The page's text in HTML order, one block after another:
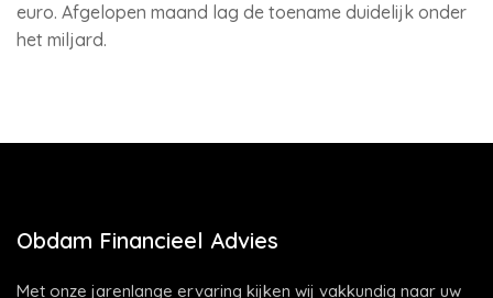
euro. Afgelopen maand lag de toename duidelijk onder
het miljard.
Obdam Financieel Advies
Met onze jarenlange ervaring kijken wij vakkundig naar uw